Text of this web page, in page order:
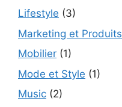
Lifestyle (3)
Marketing et Produits
Mobilier (1)
Mode et Style (1)
Music (2)